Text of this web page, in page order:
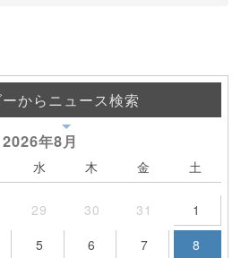
からニュース検索
2026年8月
水 木 金 土
29 30 31
1
5 6 7
8